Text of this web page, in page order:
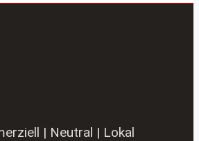
| Neutral | Lokal